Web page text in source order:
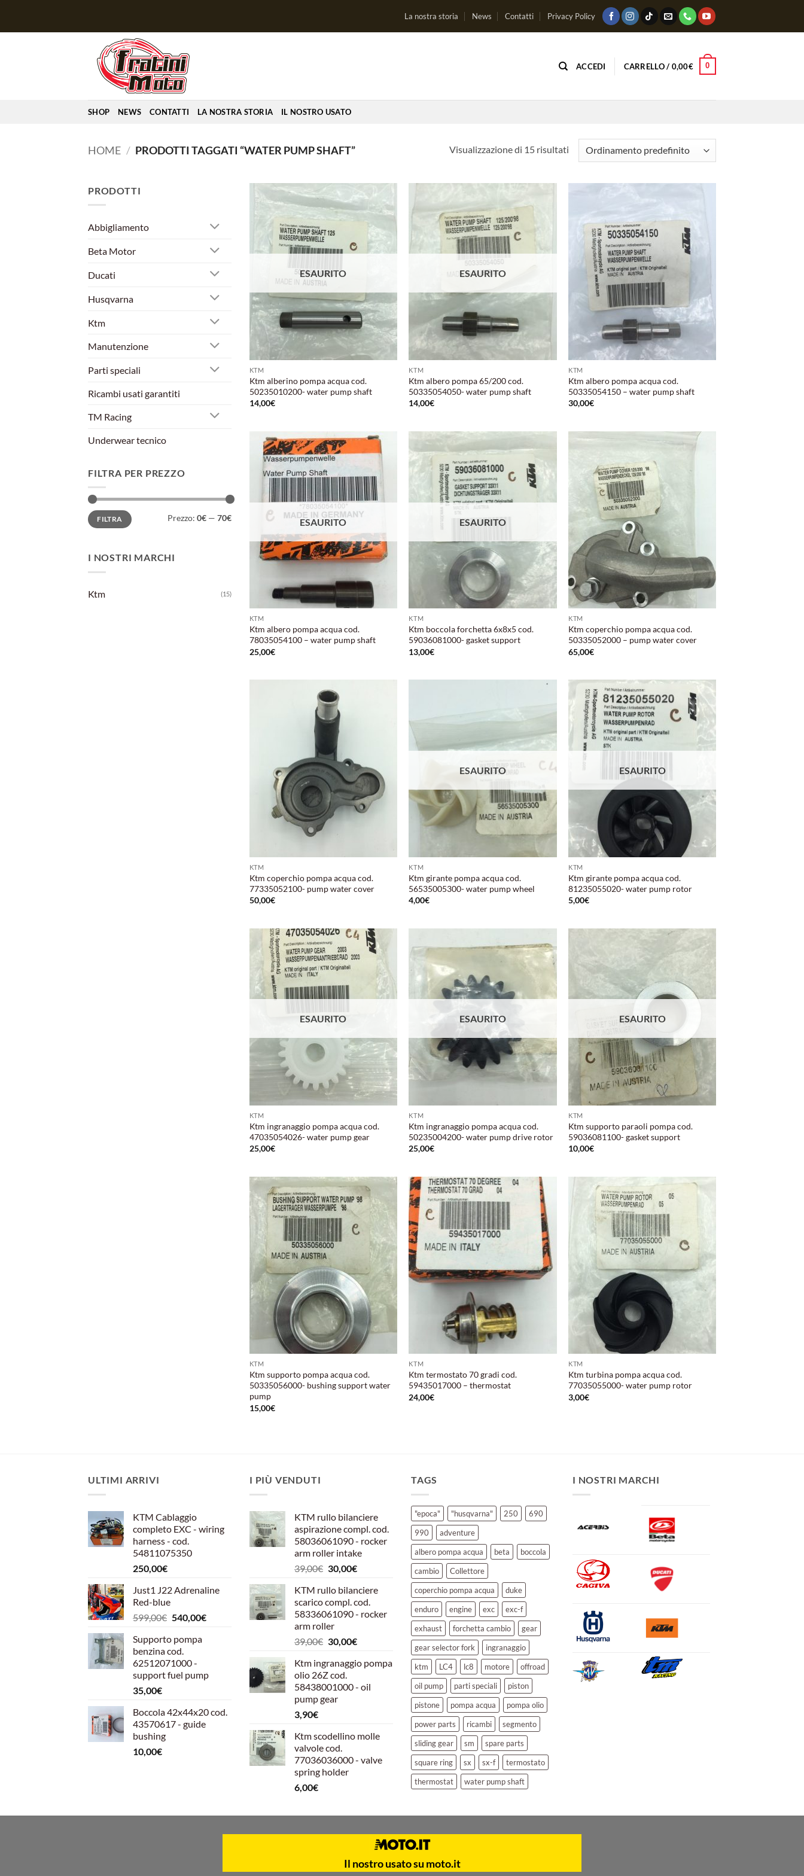
La nostra storia News Contatti Privacy Policy
ACCEDI CARRELLO / 0,00€ 0
SHOP NEWS CONTATTI LA NOSTRA STORIA IL NOSTRO USATO
HOME / PRODOTTI TAGGATI “WATER PUMP SHAFT” Visualizzazione di 15 risultati
PRODOTTI
Abbigliamento
Beta Motor
Ducati
Husqvarna
Ktm
Manutenzione
Parti speciali
Ricambi usati garantiti
TM Racing
Underwear tecnico
FILTRA PER PREZZO
Prezzo
Min
Prezzo
MaxFILTRA Prezzo: 0€ — 70€
I NOSTRI MARCHI
Ktm (15)
Aggiungi
alla lista
dei
desideri
ESAURITO
KTM
Ktm alberino pompa acqua cod.
50235010200- water pump shaft
14,00€
ESAURITO
KTM
Ktm albero pompa 65/200 cod.
50335054050- water pump shaft
14,00€
dei
desideri
KTM
Ktm albero pompa acqua cod.
50335054150 – water pump shaft
30,00€
dei
desideri
ESAURITO
KTM
Ktm albero pompa acqua cod.
78035054100 – water pump shaft
25,00€
Aggiungi
alla lista
dei
desideri
ESAURITO
KTM
Ktm boccola forchetta 6x8x5 cod.
59036081000- gasket support
13,00€
alla lista
KTM
Ktm coperchio pompa acqua cod.
50335052000 – pump water cover
65,00€
KTM
Ktm coperchio pompa acqua cod.
77335052100- pump water cover
50,00€
desideri
ESAURITO
KTM
Ktm girante pompa acqua cod.
56535005300- water pump wheel
4,00€
Aggiungi
alla lista
dei
desideri
ESAURITO
KTM
Ktm girante pompa acqua cod.
81235055020- water pump rotor
5,00€
Aggiungi
alla lista
dei
desideri
ESAURITO
KTM
Ktm ingranaggio pompa acqua cod.
47035054026- water pump gear
25,00€
Aggiungi
ESAURITO
KTM
Ktm ingranaggio pompa acqua cod.
50235004200- water pump drive rotor
25,00€
desideri
ESAURITO
KTM
Ktm supporto paraoli pompa cod.
59036081100- gasket support
10,00€
Aggiungi
alla lista
desideri
KTM
Ktm supporto pompa acqua cod.
50335056000- bushing support water
pump
15,00€
Aggiungi
alla lista
desideri
KTM
Ktm termostato 70 gradi cod.
59435017000 – thermostat
24,00€
KTM
Ktm turbina pompa acqua cod.
77035055000- water pump rotor
3,00€
ULTIMI ARRIVI
KTM Cablaggio
completo EXC - wiring
harness - cod.
54811075350
250,00€
Just1 J22 Adrenaline
Red-blue
599,00€ Il
originale
era:
599,00€.
540,00€Il
Supporto pompa
benzina cod.
62512071000 -
support fuel pump
35,00€
Boccola 42x44x20 cod.
43570617 - guide
bushing
10,00€
I PIÙ VENDUTI
KTM rullo bilanciere
aspirazione compl. cod.
58036061090 - rocker
arm roller intake
39,00€ Il
originale
era:
39,00€.
30,00€Il
attuale
è:
30,00€.
KTM rullo bilanciere
scarico compl. cod.
58336061090 - rocker
arm roller
39,00€ Il
originale
era:
39,00€.
30,00€Il
attuale
30,00€.
Ktm ingranaggio pompa
olio 26Z cod.
58438001000 - oil
pump gear
3,90€
Ktm scodellino molle
valvole cod.
77036036000 - valve
spring holder
6,00€
TAGS
"epoca" "husqvarna" 250
690
990
adventure
albero pompa acqua
beta
boccola
cambio
Collettore
coperchio pompa acqua
duke
enduro
engine exc
exc-f
exhaust
forchetta cambio
gear
gear selector fork
ingranaggio
ktm
LC4 lc8 motore
offroad
oil pump
parti speciali
piston
pistone
pompa acqua
pompa olio
power parts
ricambi
segmento
sliding gear
sm
spare parts
square ring
sx sx-f
termostato
thermostat
water pump shaft
I NOSTRI MARCHI
Il nostro usato su moto.it